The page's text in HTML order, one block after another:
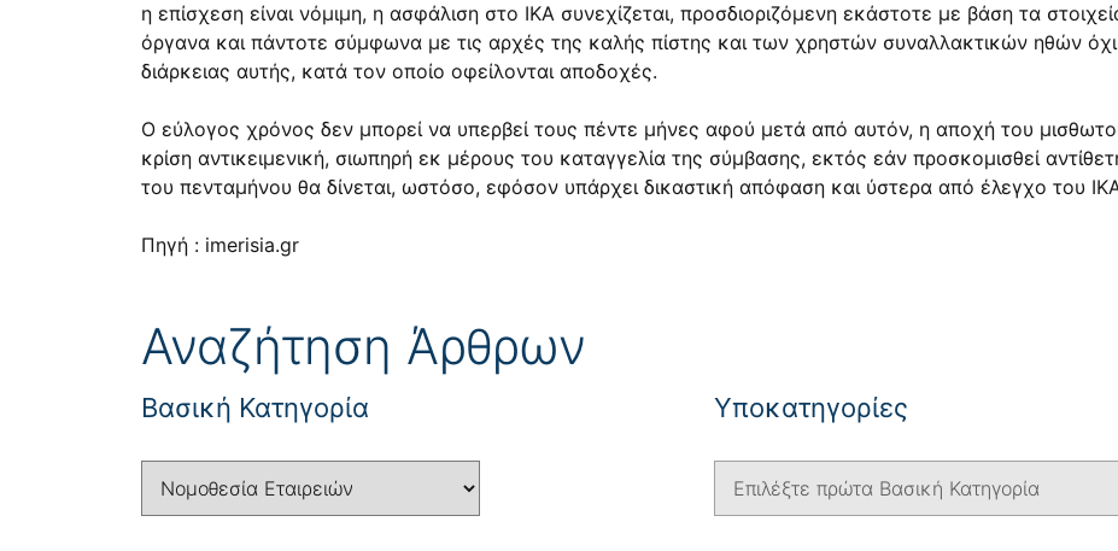
η επίσχεση είναι νόμιμη, η ασφάλιση στο ΙΚΑ συνεχίζεται, προσδιοριζόμενη εκάστοτε με βάση τα
όργανα και πάντοτε σύμφωνα με τις αρχές της καλής πίστης και των χρηστών συναλλακτικών ηθών
διάρκειας αυτής, κατά τον οποίο οφείλονται αποδοχές.
Ο εύλογος χρόνος δεν μπορεί να υπερβεί τους πέντε μήνες αφού μετά από αυτόν, η αποχή του
κρίση αντικειμενική, σιωπηρή εκ μέρους του καταγγελία της σύμβασης, εκτός εάν προσκομισθεί
του πενταμήνου θα δίνεται, ωστόσο, εφόσον υπάρχει δικαστική απόφαση και ύστερα από έλεγχο του
Πηγή : imerisia.gr
Αναζήτηση Άρθρων
Βασική Κατηγορία Yποκατηγορίες